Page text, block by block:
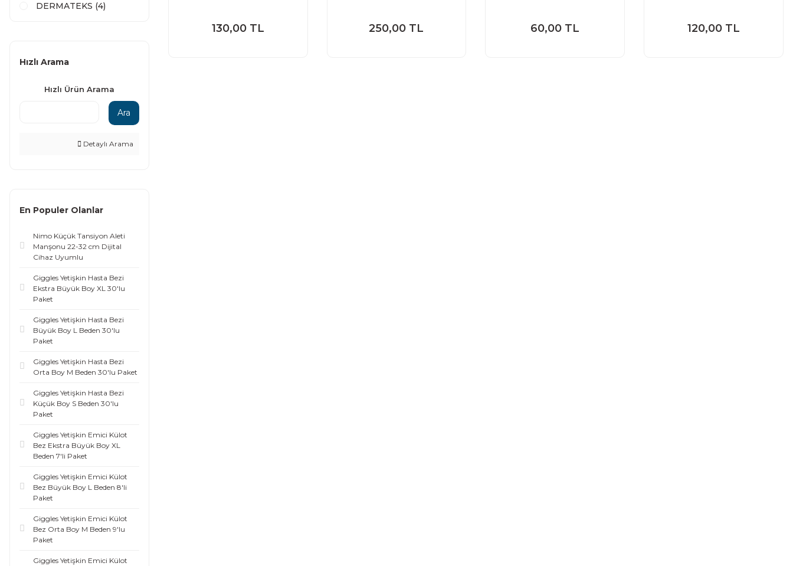
DERMATEKS (4)
Hızlı Arama
Hızlı Ürün Arama
Ara
Detaylı Arama
En Populer Olanlar
Nimo Küçük Tansiyon Aleti
Manşonu 22-32 cm Dijital
Cihaz Uyumlu
Giggles Yetişkin Hasta Bezi
Ekstra Büyük Boy XL 30'lu
Paket
Giggles Yetişkin Hasta Bezi
Büyük Boy L Beden 30'lu
Paket
Giggles Yetişkin Hasta Bezi
Orta Boy M Beden 30'lu Paket
Giggles Yetişkin Hasta Bezi
Küçük Boy S Beden 30'lu
Paket
Giggles Yetişkin Emici Külot
Bez Ekstra Büyük Boy XL
Beden 7'li Paket
Giggles Yetişkin Emici Külot
Bez Büyük Boy L Beden 8'li
Paket
Giggles Yetişkin Emici Külot
Bez Orta Boy M Beden 9'lu
Paket
Giggles Yetişkin Emici Külot
130,00 TL 250,00 TL 60,00 TL 120,00 TL